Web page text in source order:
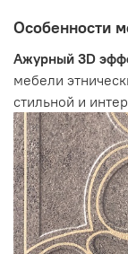
Особенности
Ажурный 3D
мебели
стильной и